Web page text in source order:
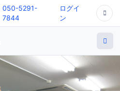
050-5291-
7844
ログイ
ン